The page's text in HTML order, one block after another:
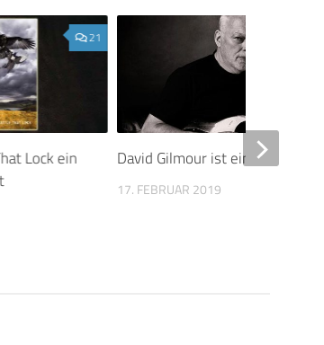
21
Lock ein
David Gilmour ist einer der Guten!
17. FEBRUAR 2019